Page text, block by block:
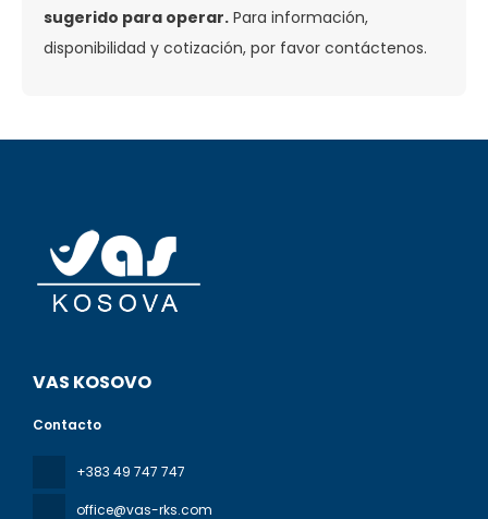
sugerido para operar. Para información,
disponibilidad y cotización, por favor contáctenos.
VAS KOSOVO
Contacto
+383 49 747 747
office@vas-rks.com